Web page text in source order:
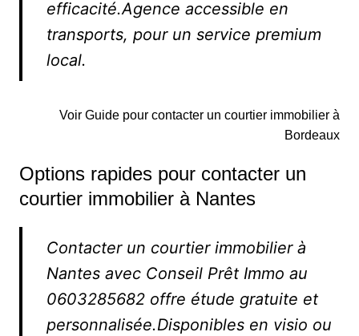
efficacité.Agence accessible en
transports, pour un service premium
local.
Voir Guide pour contacter un courtier immobilier à
Bordeaux
Options rapides pour contacter un
courtier immobilier à Nantes
Contacter un courtier immobilier à
Nantes avec Conseil Prêt Immo au
0603285682 offre étude gratuite et
personnalisée.Disponibles en visio ou